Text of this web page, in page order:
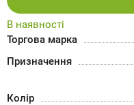
В наявності
Торгова марка
Призначення
Колір